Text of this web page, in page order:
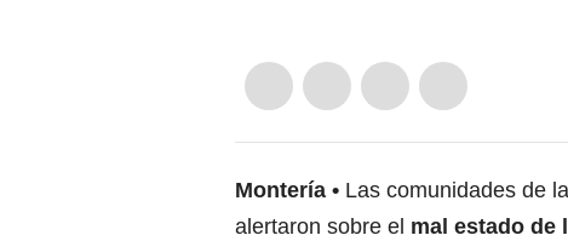
Montería Las comunidades de
alertaron sobre el mal estado de